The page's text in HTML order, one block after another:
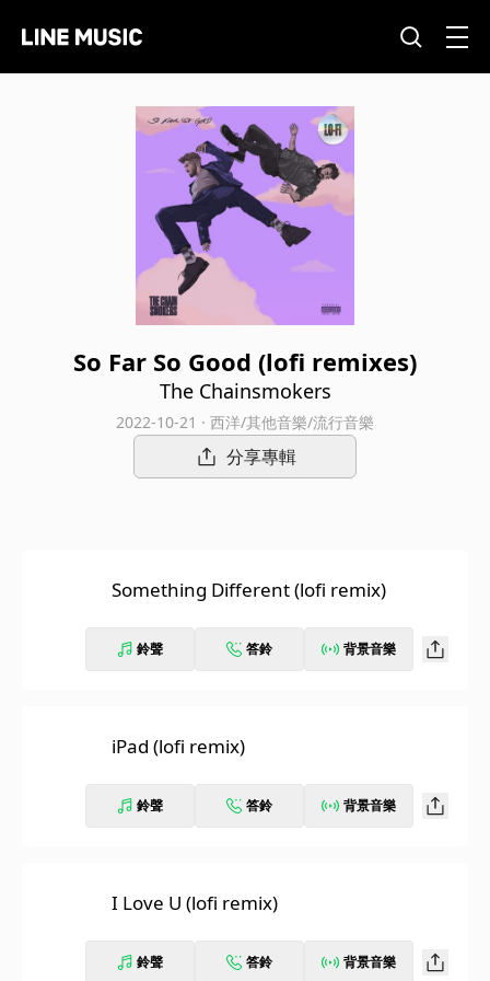
So Far So Good (lofi remixes)
The Chainsmokers
2022-10-21 · 西洋/其他音樂/流行音樂
分享專輯
Something Different (lofi remix)
鈴聲 答鈴 背景音樂
iPad (lofi remix)
鈴聲 答鈴 背景音樂
I Love U (lofi remix)
鈴聲 答鈴 背景音樂